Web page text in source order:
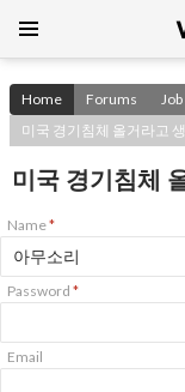
CONTENT
Home Forums
미국 경기침체 올거라고
미국 경기침체
Name*
Password *
Email